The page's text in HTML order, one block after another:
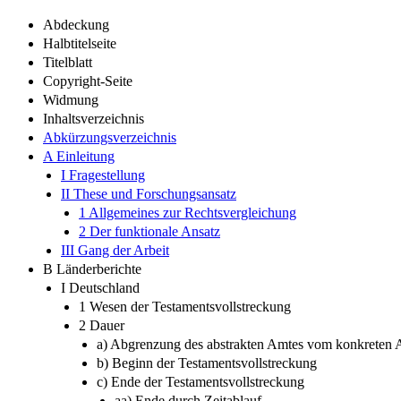
Abdeckung
Halbtitelseite
Titelblatt
Copyright-Seite
Widmung
Inhaltsverzeichnis
Abkürzungsverzeichnis
A Einleitung
I Fragestellung
II These und Forschungsansatz
1 Allgemeines zur Rechtsvergleichung
2 Der funktionale Ansatz
III Gang der Arbeit
B Länderberichte
I Deutschland
1 Wesen der Testamentsvollstreckung
2 Dauer
a) Abgrenzung des abstrakten Amtes vom konkreten
b) Beginn der Testamentsvollstreckung
c) Ende der Testamentsvollstreckung